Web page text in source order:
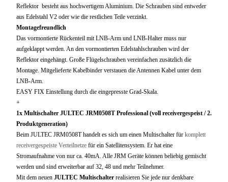
Reflektor besteht aus hochwertigem Aluminium. Die Schrauben sind entweder
aus Edelstahl V2 oder wie die restlichen Teile verzinkt.
Montagefreundlich
Das vormontierte Rückenteil mit LNB-Arm und LNB-Halter muss nur
aufgeklappt werden. An den vormontierten Edelstahlschrauben wird der
Reflektor eingehängt. Große Flügelschrauben vereinfachen zusätzlich die
Montage. Mitgelieferte Kabelbinder verstauen die Antennen Kabel unter dem
LNB-Arm.
EASY FIX Einstellung durch die eingepresste Grad-Skala.
+
1x Multischalter JULTEC JRM0508T Professional (voll receivergespeist / 2.
Produktgeneration)
Beim JULTEC JRM0508T handelt es sich um einen Multischalter für komplett
receivergespeiste Verteilnetze für ein Satellitensystem. Er hat eine
Stromaufnahme von nur ca. 40mA. Alle JRM Geräte können beliebig gemischt
werden und sind erweiterbar auf 32, 48 und mehr Teilnehmer.
Mit dem neuen JULTEC Multischalter realisieren Sie jede nur denkbare